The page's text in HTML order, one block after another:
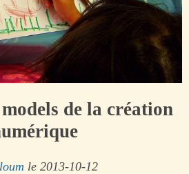
de la création
le 2013-10-12